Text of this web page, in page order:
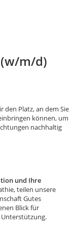
m/d)
den Platz, an dem Sie
können, um
nachhaltig
und Ihre
teilen unsere
Gutes
Blick für
Unterstützung.